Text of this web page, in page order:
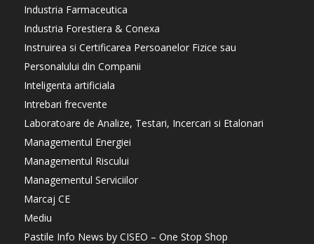
Industria Farmaceutica
Industria Forestiera & Conexa
Instruirea si Certificarea Persoanelor Fizice sau
Personalului din Companii
Inteligenta artificiala
Intrebari frecvente
Laboratoare de Analize, Testari, Incercari si Etalonari
Managementul Energiei
Managementul Riscului
Managementul Serviciilor
Marcaj CE
Mediu
Pastile Info News by CISEO – One Stop Shop